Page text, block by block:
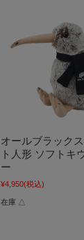
オールブラック
ト人形 ソフトキ
ー
¥4,950(税込)
在庫 △